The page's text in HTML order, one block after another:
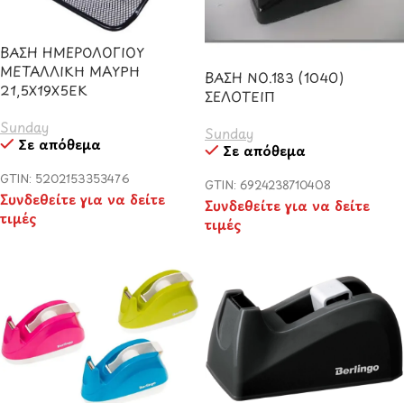
ΒΑΣΗ ΗΜΕΡΟΛΟΓΙΟΥ
ΜΕΤΑΛΛΙΚΗ ΜΑΥΡΗ
21,5Χ19Χ5ΕΚ
Sunday
Σε απόθεμα
GTIN: 5202153353476
Συνδεθείτε για να δείτε
τιμές
ΒΑΣΗ ΝΟ.183 (1040)
ΣΕΛΟΤΕΙΠ
Sunday
Σε απόθεμα
GTIN: 6924238710408
Συνδεθείτε για να δείτε
τιμές